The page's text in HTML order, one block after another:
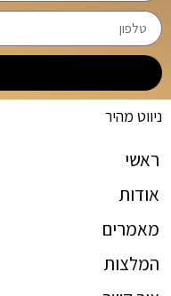
ניווט מהיר
ראשי
אודות
מאמרים
המלצות